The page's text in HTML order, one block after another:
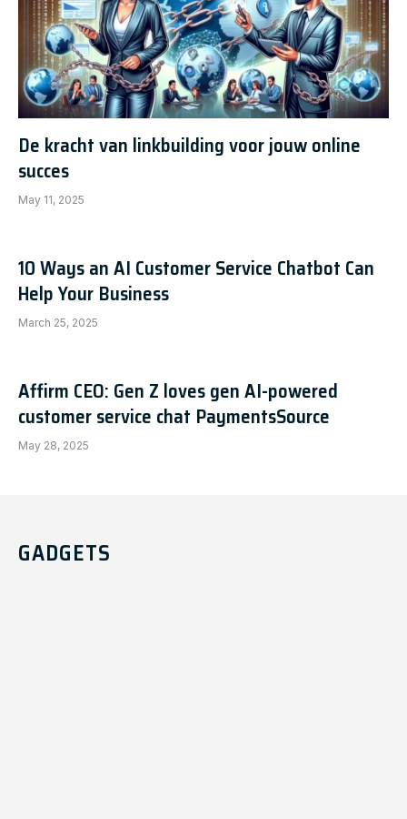
De kracht van linkbuilding voor jouw online
succes
May 11, 2025
10 Ways an AI Customer Service Chatbot Can
Help Your Business
March 25, 2025
Affirm CEO: Gen Z loves gen AI-powered
customer service chat PaymentsSource
May 28, 2025
GADGETS